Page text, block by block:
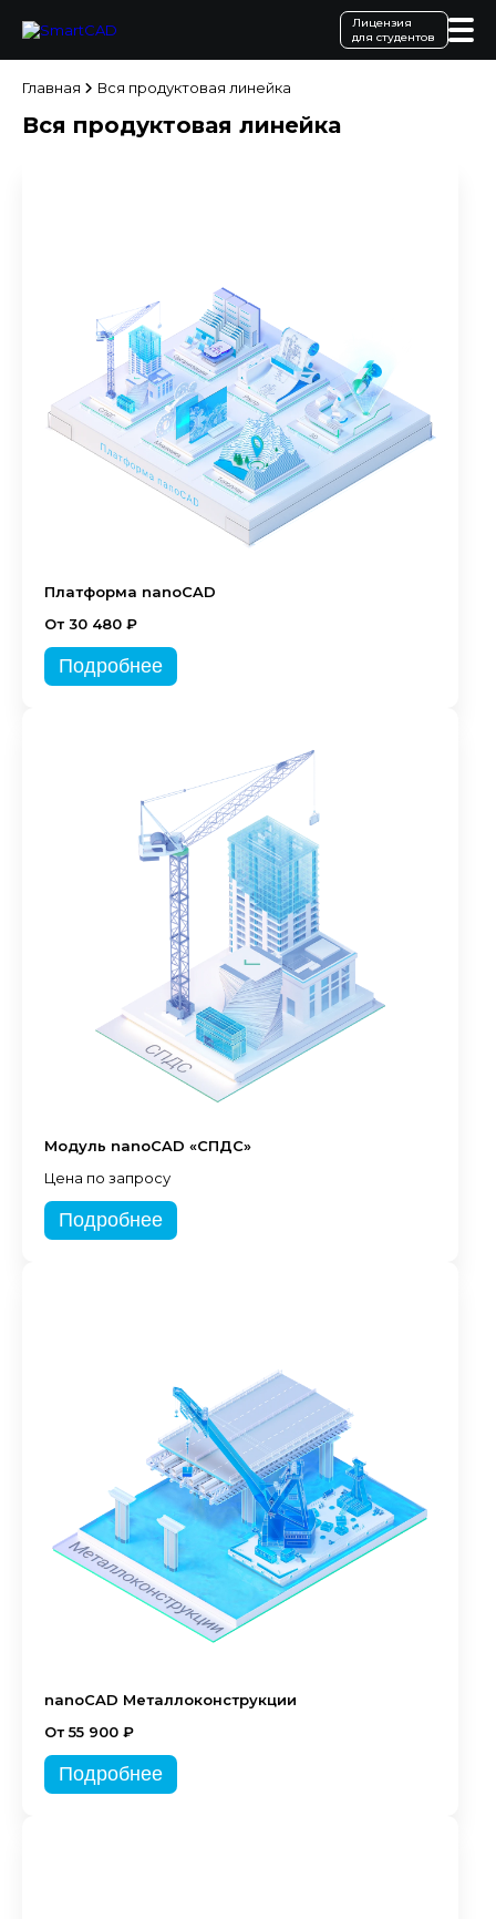
Лицензия
для студентов
Главная Вся продуктовая линейка
Вся продуктовая линейка
Платформа nanoCAD
От 30 480 ₽
Подробнее
Модуль nanoCAD «СПДС»
Цена по запросу
Подробнее
nanoCAD Металлоконструкции
От 55 900 ₽
Подробнее